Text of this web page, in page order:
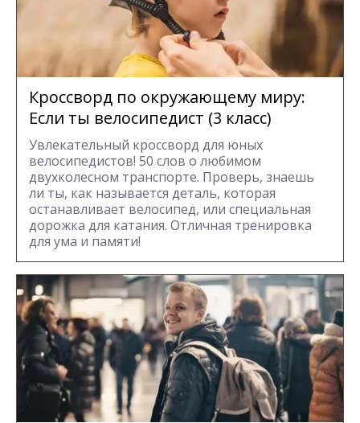
Кроссворд по окружающему миру:
Если ты велосипедист (3 класс)
Увлекательный кроссворд для юных
велосипедистов! 50 слов о любимом
двухколесном транспорте. Проверь, знаешь
ли ты, как называется деталь, которая
останавливает велосипед, или специальная
дорожка для катания. Отличная тренировка
для ума и памяти!